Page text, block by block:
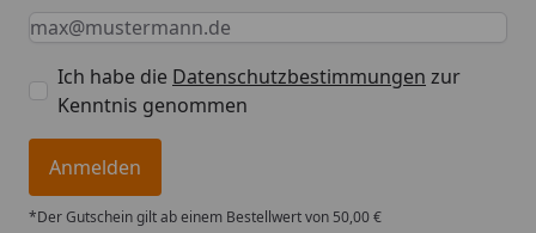
Eleganz und praktische Handhabung.
Ihre Vorteile im Überblick:
Hochwertiger Edelstahl
geschmacksneutral
Doppelwandige Isolierung
länger frisch
Keine Eingabe erforderlich
Eingabe erforderlich
E-Mail *
Ich habe die Datenschutzbestimmungen zur
Kenntnis genommen
Anmelden
*Der Gutschein gilt ab einem Bestellwert von 50,00 €